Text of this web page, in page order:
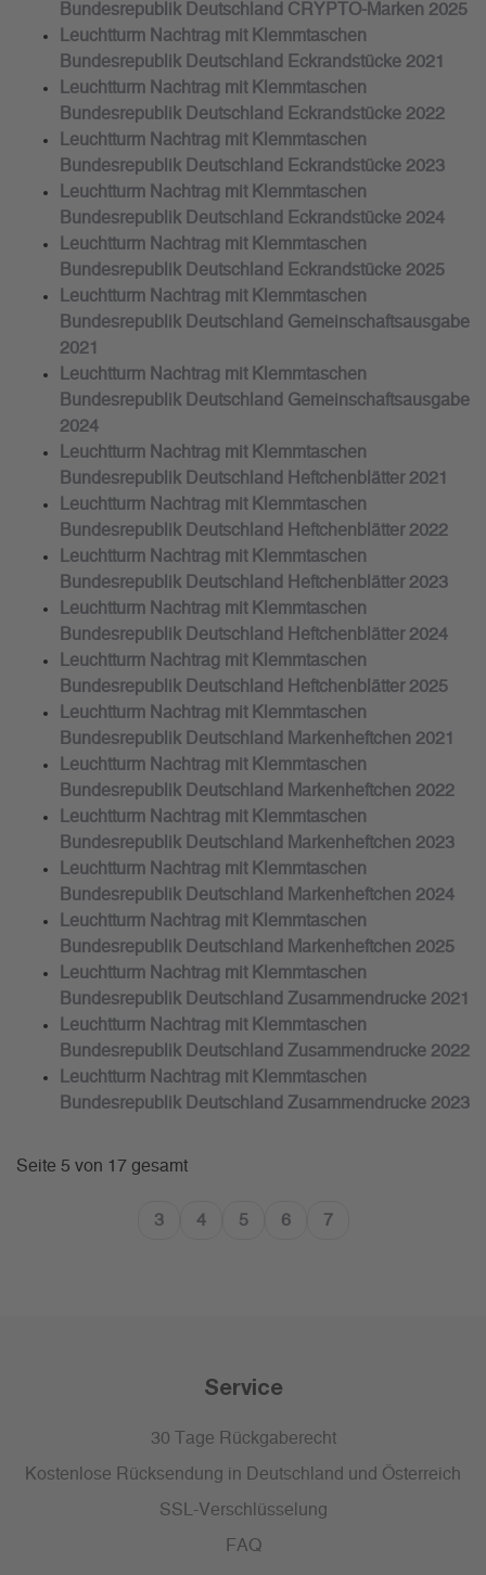
Bundesrepublik Deutschland CRYPTO-Marken 2025
Leuchtturm Nachtrag mit Klemmtaschen
Bundesrepublik Deutschland Eckrandstücke 2021
Leuchtturm Nachtrag mit Klemmtaschen
Bundesrepublik Deutschland Eckrandstücke 2022
Leuchtturm Nachtrag mit Klemmtaschen
Bundesrepublik Deutschland Eckrandstücke 2023
Leuchtturm Nachtrag mit Klemmtaschen
Bundesrepublik Deutschland Eckrandstücke 2024
Leuchtturm Nachtrag mit Klemmtaschen
Bundesrepublik Deutschland Eckrandstücke 2025
Leuchtturm Nachtrag mit Klemmtaschen
Bundesrepublik Deutschland Gemeinschaftsausgabe
2021
Leuchtturm Nachtrag mit Klemmtaschen
Bundesrepublik Deutschland Gemeinschaftsausgabe
2024
Leuchtturm Nachtrag mit Klemmtaschen
Bundesrepublik Deutschland Heftchenblätter 2021
Leuchtturm Nachtrag mit Klemmtaschen
Bundesrepublik Deutschland Heftchenblätter 2022
Leuchtturm Nachtrag mit Klemmtaschen
Bundesrepublik Deutschland Heftchenblätter 2023
Leuchtturm Nachtrag mit Klemmtaschen
Bundesrepublik Deutschland Heftchenblätter 2024
Leuchtturm Nachtrag mit Klemmtaschen
Bundesrepublik Deutschland Heftchenblätter 2025
Leuchtturm Nachtrag mit Klemmtaschen
Bundesrepublik Deutschland Markenheftchen 2021
Leuchtturm Nachtrag mit Klemmtaschen
Bundesrepublik Deutschland Markenheftchen 2022
Leuchtturm Nachtrag mit Klemmtaschen
Bundesrepublik Deutschland Markenheftchen 2023
Leuchtturm Nachtrag mit Klemmtaschen
Bundesrepublik Deutschland Markenheftchen 2024
Leuchtturm Nachtrag mit Klemmtaschen
Bundesrepublik Deutschland Markenheftchen 2025
Leuchtturm Nachtrag mit Klemmtaschen
Bundesrepublik Deutschland Zusammendrucke 2021
Leuchtturm Nachtrag mit Klemmtaschen
Bundesrepublik Deutschland Zusammendrucke 2022
Leuchtturm Nachtrag mit Klemmtaschen
Bundesrepublik Deutschland Zusammendrucke 2023
Seite 5 von 17 gesamt
3 4 5 6 7
Service
30 Tage Rückgaberecht
Kostenlose Rücksendung in Deutschland und Österreich
SSL-Verschlüsselung
FAQ